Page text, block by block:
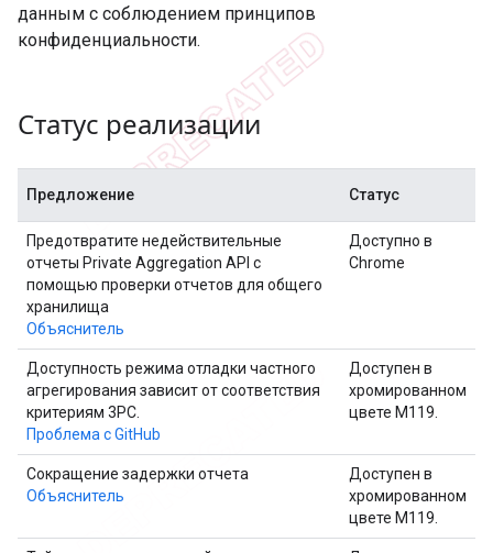
данным с соблюдением принципов
конфиденциальности.
Статус реализации
Предложение Статус
Предотвратите недействительные
отчеты Private Aggregation API с
помощью проверки отчетов для общего
хранилища
Объяснитель
Доступно в
Chrome
Доступность режима отладки частного
агрегирования зависит от соответствия
критериям 3PC.
Проблема с GitHub
Доступен в
хромированном
цвете M119.
Сокращение задержки отчета
Объяснитель
Доступен в
хромированном
цвете M119.